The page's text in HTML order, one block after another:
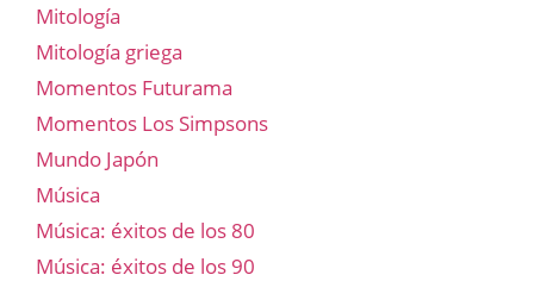
Mitología
Mitología griega
Momentos Futurama
Momentos Los Simpsons
Mundo Japón
Música
Música: éxitos de los 80
Música: éxitos de los 90